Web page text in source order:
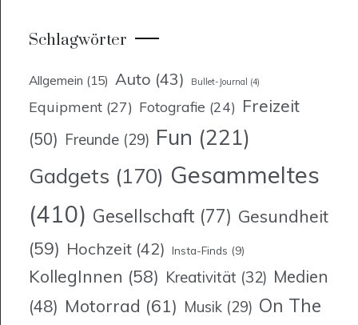
Schlagwörter
Allgemein (15) Auto (43) Bullet-Journal (4)
Equipment (27) Fotografie (24) Freizeit
(50) Freunde (29) Fun (221)
Gadgets (170) Gesammeltes
(410) Gesellschaft (77) Gesundheit
(59) Hochzeit (42) Insta-Finds (9)
KollegInnen (58) Kreativität (32) Medien
(48) Motorrad (61) Musik (29) On The